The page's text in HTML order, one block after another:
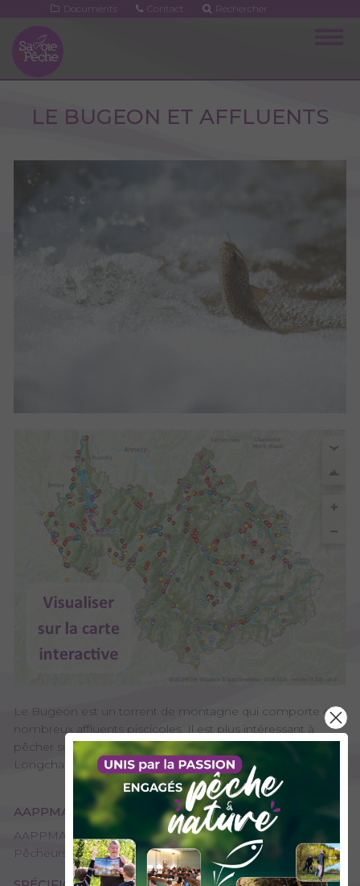
contenu
principal
Documents Contact Rechercher
LE BUGEON ET AFFLUENTS
Le Bugeon est un torrent de montagne qui comporte de
nombreux affluents piscicoles. Il est plus intéressant à
pêcher sur sa partie amont en direction de St François
Longchamp, parce qu'elle est plus poissoneuse.
AAPPMA GESTIONNAIRE
AAPPMA de La Chambre / Aiguebelle - L'amicale des
Pêcheurs de l'Arc